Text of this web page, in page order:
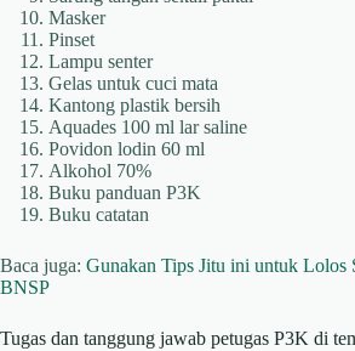
Masker
Pinset
Lampu senter
Gelas untuk cuci mata
Kantong plastik bersih
Aquades 100 ml lar saline
Povidon lodin 60 ml
Alkohol 70%
Buku panduan P3K
Buku catatan
Baca juga: Gunakan Tips Jitu ini untuk Lolos
BNSP
Tugas dan tanggung jawab petugas P3K di